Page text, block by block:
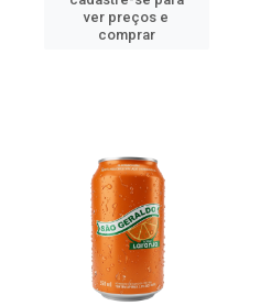
ver preços e
comprar